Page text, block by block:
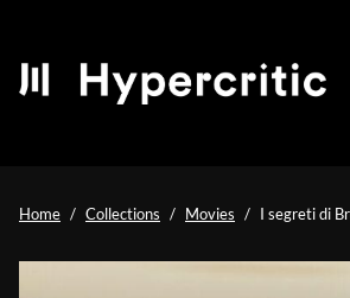
Home Collections Movies I segreti di